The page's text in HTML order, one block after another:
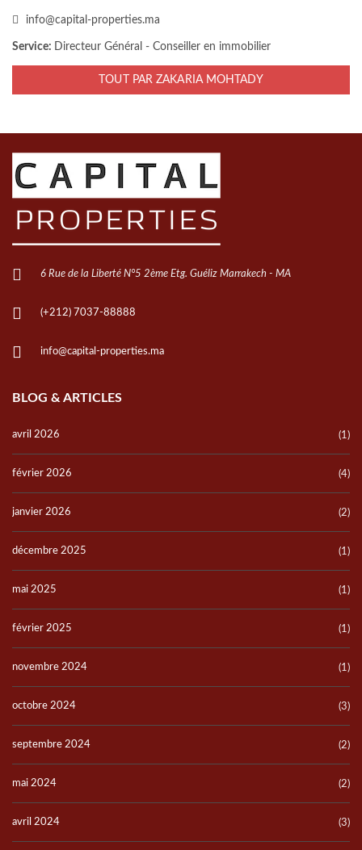
.
info@capital-properties.ma
Service: Directeur Général - Conseiller en immobilier
TOUT PAR ZAKARIA MOHTADY
6 Rue de la Liberté N°5 2ème Etg. Guéliz Marrakech - MA
(+212) 7037-88888
info@capital-properties.ma
BLOG & ARTICLES
avril 2026 (1)
février 2026 (4)
janvier 2026 (2)
décembre 2025 (1)
mai 2025 (1)
février 2025 (1)
novembre 2024 (1)
octobre 2024 (3)
septembre 2024 (2)
mai 2024 (2)
avril 2024 (3)